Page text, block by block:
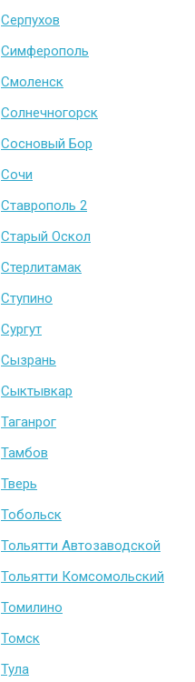
Серпухов
Симферополь
Смоленск
Солнечногорск
Сосновый Бор
Сочи
Ставрополь 2
Старый Оскол
Стерлитамак
Ступино
Сургут
Сызрань
Сыктывкар
Таганрог
Тамбов
Тверь
Тобольск
Тольятти Автозаводской
Тольятти Комсомольский
Томилино
Томск
Тула